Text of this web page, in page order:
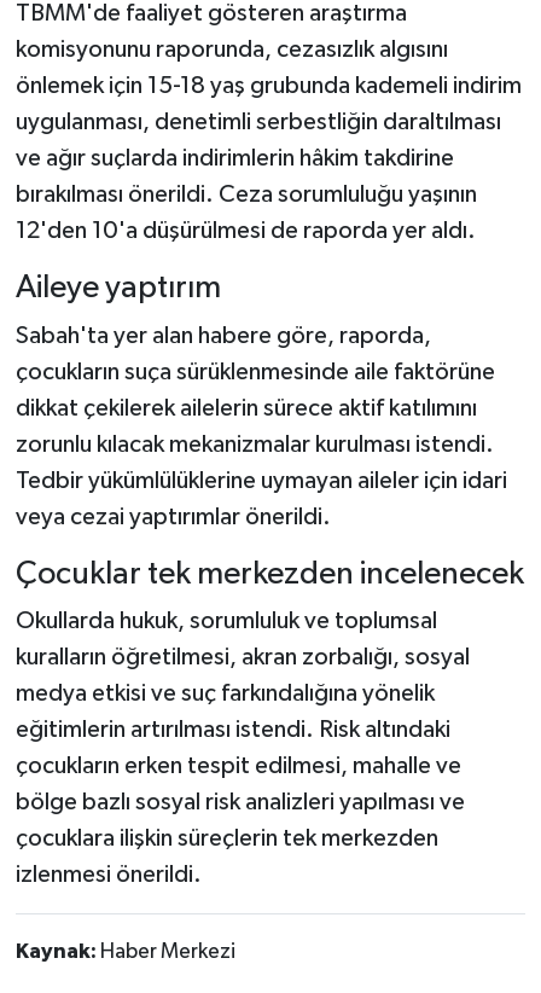
TBMM'de faaliyet gösteren araştırma
komisyonunu raporunda, cezasızlık algısını
önlemek için 15-18 yaş grubunda kademeli indirim
uygulanması, denetimli serbestliğin daraltılması
ve ağır suçlarda indirimlerin hâkim takdirine
bırakılması önerildi. Ceza sorumluluğu yaşının
12'den 10'a düşürülmesi de raporda yer aldı.
Aileye yaptırım
Sabah'ta yer alan habere göre, raporda,
çocukların suça sürüklenmesinde aile faktörüne
dikkat çekilerek ailelerin sürece aktif katılımını
zorunlu kılacak mekanizmalar kurulması istendi.
Tedbir yükümlülüklerine uymayan aileler için idari
veya cezai yaptırımlar önerildi.
Çocuklar tek merkezden incelenecek
Okullarda hukuk, sorumluluk ve toplumsal
kuralların öğretilmesi, akran zorbalığı, sosyal
medya etkisi ve suç farkındalığına yönelik
eğitimlerin artırılması istendi. Risk altındaki
çocukların erken tespit edilmesi, mahalle ve
bölge bazlı sosyal risk analizleri yapılması ve
çocuklara ilişkin süreçlerin tek merkezden
izlenmesi önerildi.
Kaynak: Haber Merkezi